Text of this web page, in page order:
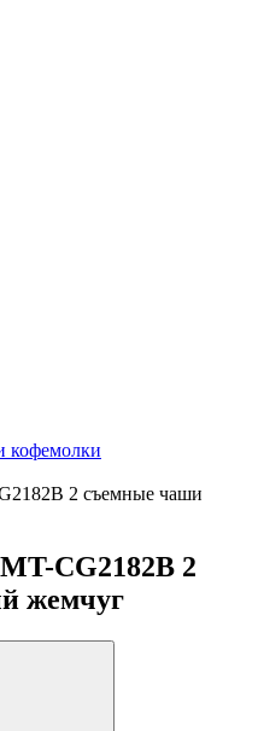
кофемолки
2 съемные чаши
CG2182B 2
жемчуг